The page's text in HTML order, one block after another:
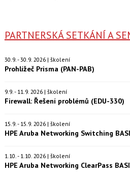
PARTNERSKÁ SETKÁNÍ A
30.9. - 30.9. 2026 | školení
Prohlížeč Prisma (PAN-PAB)
9.9. - 11.9. 2026 | školení
Firewall: Řešení problémů (EDU-330)
15.9. - 15.9. 2026 | školení
HPE Aruba Networking Switching
1.10. - 1.10. 2026 | školení
HPE Aruba Networking ClearPass